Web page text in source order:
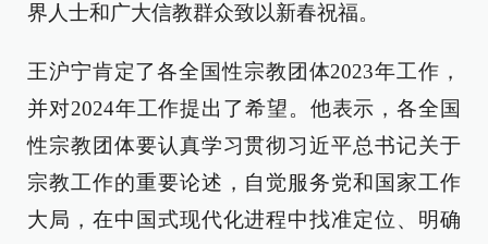
界人士和广大信教群众致以新春祝福。
王沪宁肯定了各全国性宗教团体2023年工作，
并对2024年工作提出了希望。他表示，各全国
性宗教团体要认真学习贯彻习近平总书记关于
宗教工作的重要论述，自觉服务党和国家工作
大局，在中国式现代化进程中找准定位、明确